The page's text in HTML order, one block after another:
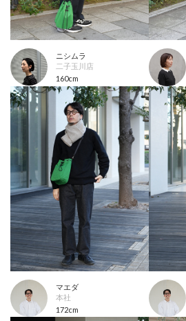
ニシムラ
二子玉川店
160cm
マエダ
本社
172cm